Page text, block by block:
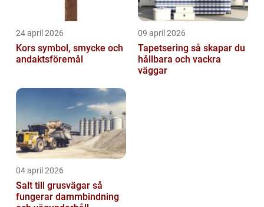
24 april 2026
Kors symbol, smycke och
andaktsföremål
09 april 2026
Tapetsering så skapar du
hållbara och vackra
väggar
04 april 2026
Salt till grusvägar så
fungerar dammbindning